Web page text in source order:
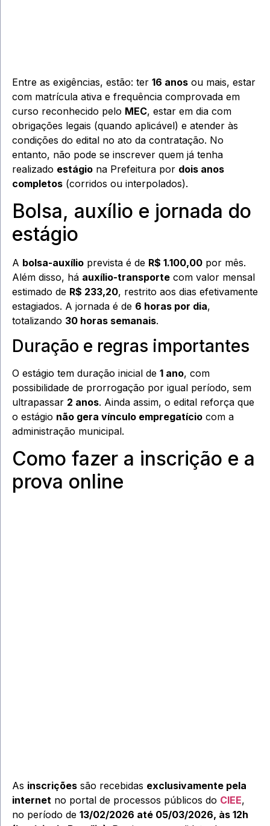
Entre as exigências, estão: ter 16 anos ou mais, estar
com matrícula ativa e frequência comprovada em
curso reconhecido pelo MEC, estar em dia com
obrigações legais (quando aplicável) e atender às
condições do edital no ato da contratação. No
entanto, não pode se inscrever quem já tenha
realizado estágio na Prefeitura por dois anos
completos (corridos ou interpolados).
Bolsa, auxílio e jornada do
estágio
A bolsa-auxílio prevista é de R$ 1.100,00 por mês.
Além disso, há auxílio-transporte com valor mensal
estimado de R$ 233,20, restrito aos dias efetivamente
estagiados. A jornada é de 6 horas por dia,
totalizando 30 horas semanais.
Duração e regras importantes
O estágio tem duração inicial de 1 ano, com
possibilidade de prorrogação por igual período, sem
ultrapassar 2 anos. Ainda assim, o edital reforça que
o estágio não gera vínculo empregatício com a
administração municipal.
Como fazer a inscrição e a
prova online
As inscrições são recebidas exclusivamente pela
internet no portal de processos públicos do CIEE,
no período de 13/02/2026 até 05/03/2026, às 12h